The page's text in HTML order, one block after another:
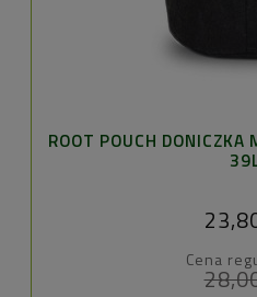
ROOT POUCH DONICZKA
Cena